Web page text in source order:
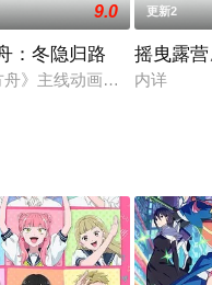
サミ,井上麻里奈,富樫美鈴,
9.0
：冬隐归路
舟》主线动画官宣二期制
更新2
摇曳露
内详